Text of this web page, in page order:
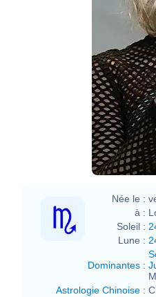
Née le :
à :
Soleil :
Lune :
Dominantes :
Astrologie Chinoise :